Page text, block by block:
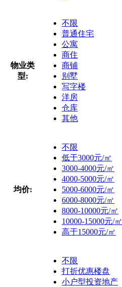
物业类
型:
不限
普通住宅
公寓
商住
商铺
别墅
写字楼
洋房
仓库
其他
均价:
不限
低于3000元/㎡
3000-4000元/㎡
4000-5000元/㎡
5000-6000元/㎡
6000-8000元/㎡
8000-10000元/㎡
10000-15000元/㎡
高于15000元/㎡
不限
打折优惠楼盘
小户型投资地产